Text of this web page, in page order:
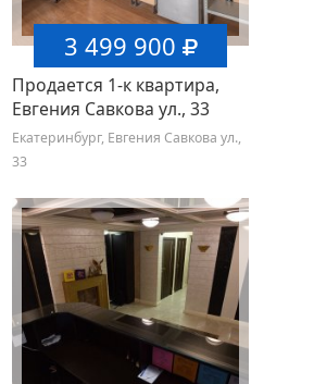
3 499 900
Продается 1-к квартира,
Евгения Савкова ул., 33
Екатеринбург, Евгения Савкова ул.,
33